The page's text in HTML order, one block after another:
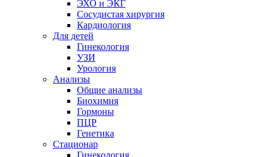
ЭХО и ЭКГ
Сосудистая хирургия
Кардиология
Для детей
Гинекология
УЗИ
Урология
Анализы
Общие анализы
Биохимия
Гормоны
ПЦР
Генетика
Стационар